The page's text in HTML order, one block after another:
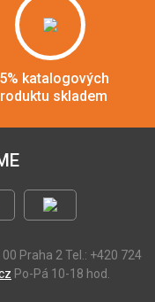
katalogových
skladem
Praha 2 Tel.: +420 724
Po-Pá 10-18 hod.